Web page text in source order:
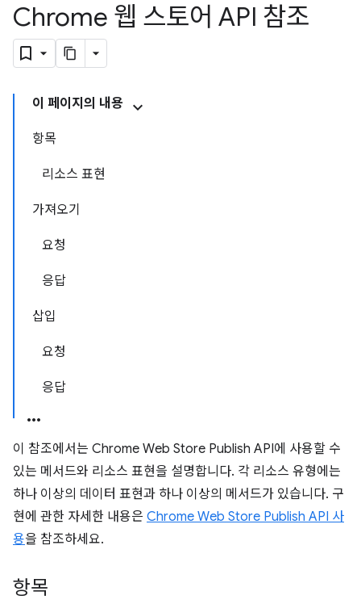
Chrome 웹 스토어 API 참조
이 페이지의 내용
항목
리소스 표현
가져오기
요청
응답
삽입
요청
응답
이 참조에서는 Chrome Web Store Publish API에 사용할 수
있는 메서드와 리소스 표현을 설명합니다. 각 리소스 유형에는
하나 이상의 데이터 표현과 하나 이상의 메서드가 있습니다. 구
현에 관한 자세한 내용은 Chrome Web Store Publish API 사
용을 참조하세요.
항목